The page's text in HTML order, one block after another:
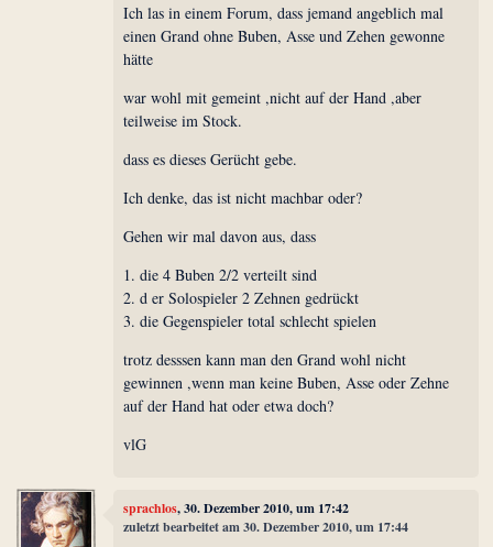
Ich las in einem Forum, dass jemand angeblich mal
einen Grand ohne Buben, Asse und Zehen gewonne
hätte
war wohl mit gemeint ,nicht auf der Hand ,aber
teilweise im Stock.
dass es dieses Gerücht gebe.
Ich denke, das ist nicht machbar oder?
Gehen wir mal davon aus, dass
1. die 4 Buben 2/2 verteilt sind
2. d er Solospieler 2 Zehnen gedrückt
3. die Gegenspieler total schlecht spielen
trotz desssen kann man den Grand wohl nicht
gewinnen ,wenn man keine Buben, Asse oder Zehne
auf der Hand hat oder etwa doch?
vlG
sprachlos, 30. Dezember 2010, um 17:42
zuletzt bearbeitet am 30. Dezember 2010, um 17:44